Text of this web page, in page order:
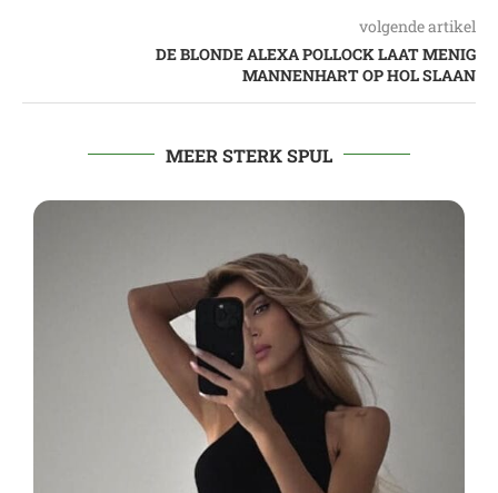
volgende artikel
DE BLONDE ALEXA POLLOCK LAAT MENIG
MANNENHART OP HOL SLAAN
MEER STERK SPUL